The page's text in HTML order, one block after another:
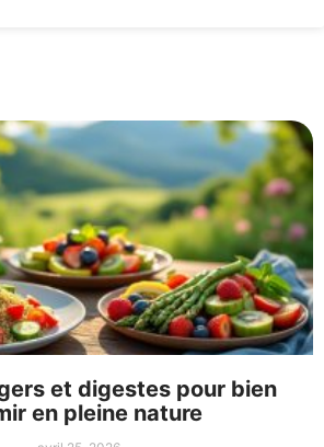
et digestes pour bien
en pleine nature